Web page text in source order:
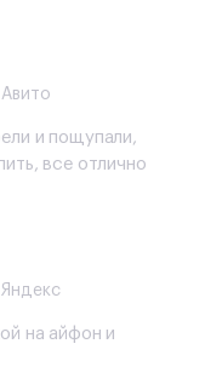
и пощупали,
все отлично
на айфон и